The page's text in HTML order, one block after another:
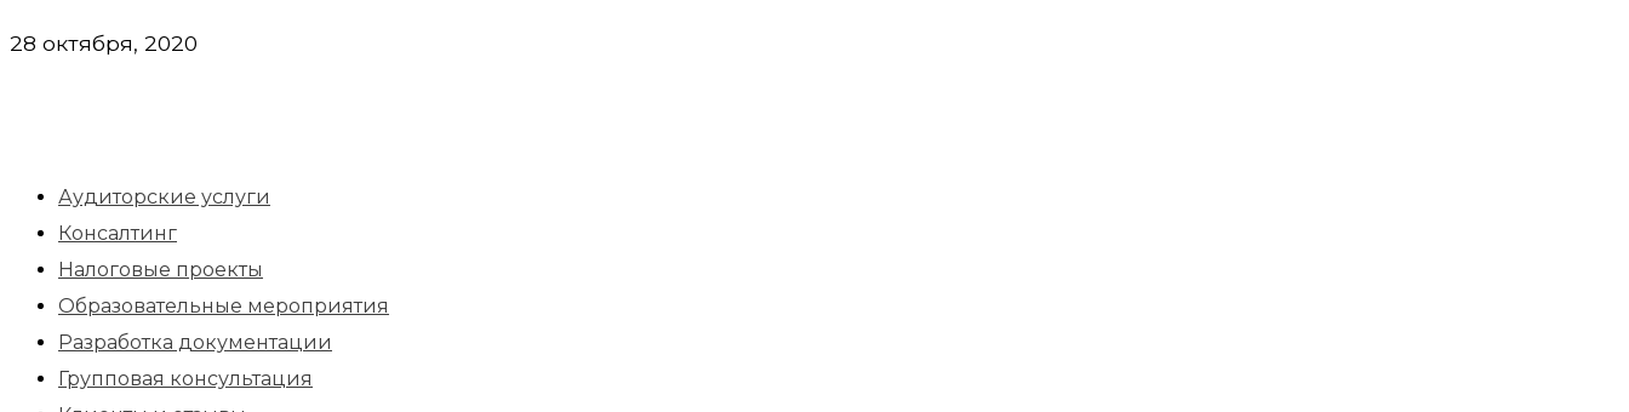
28 октября, 2020
Аудиторские услуги
Консалтинг
Налоговые проекты
Образовательные мероприятия
Разработка документации
Групповая консультация